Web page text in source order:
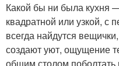
Какой бы ни была кухня
квадратной или узкой, с
всегда найдутся
создают уют, ощущение